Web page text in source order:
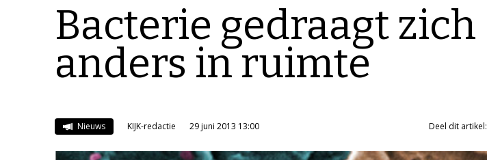
Bacterie gedraagt zich
anders in ruimte
Nieuws KIJK-redactie 29 juni 2013 13:00 Deel dit artikel: